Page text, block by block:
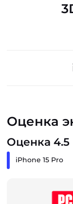
Оценка
Оценка 4.5
iPhone 15 Pro